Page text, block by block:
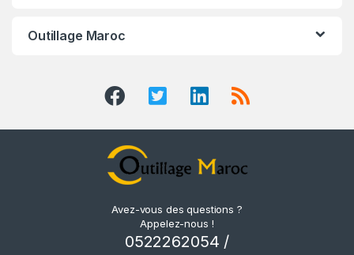
Outillage Maroc
Avez-vous des questions ?
Appelez-nous !
0522262054 /